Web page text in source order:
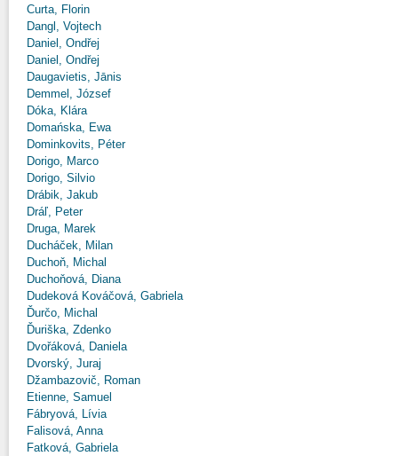
Curta, Florin
Dangl, Vojtech
Daniel, Ondřej
Daniel, Ondřej
Daugavietis, Jānis
Demmel, József
Dóka, Klára
Domańska, Ewa
Dominkovits, Péter
Dorigo, Marco
Dorigo, Silvio
Drábik, Jakub
Dráľ, Peter
Druga, Marek
Ducháček, Milan
Duchoň, Michal
Duchoňová, Diana
Dudeková Kováčová, Gabriela
Ďurčo, Michal
Ďuriška, Zdenko
Dvořáková, Daniela
Dvorský, Juraj
Džambazovič, Roman
Etienne, Samuel
Fábryová, Lívia
Falisová, Anna
Fatková, Gabriela